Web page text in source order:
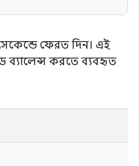
ফেরত দিন। এই
ব্যালেন্স করতে ব্যবহৃত